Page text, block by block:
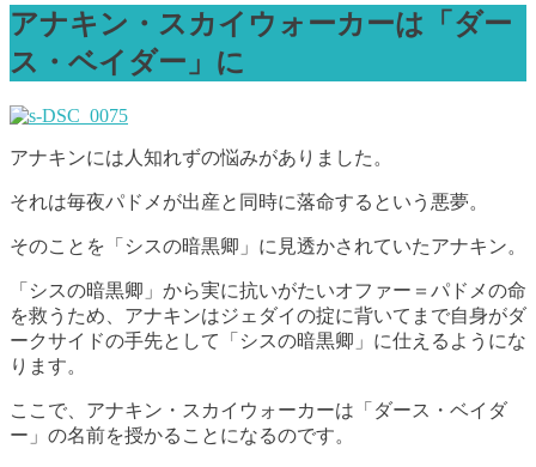
アナキン・スカイウォーカーは「ダー
ス・ベイダー」に
アナキンには人知れずの悩みがありました。
それは毎夜パドメが出産と同時に落命するという悪夢。
そのことを「シスの暗黒卿」に見透かされていたアナキン。
「シスの暗黒卿」から実に抗いがたいオファー＝パドメの命
を救うため、アナキンはジェダイの掟に背いてまで自身がダ
ークサイドの手先として「シスの暗黒卿」に仕えるようにな
ります。
ここで、アナキン・スカイウォーカーは「ダース・ベイダ
ー」の名前を授かることになるのです。